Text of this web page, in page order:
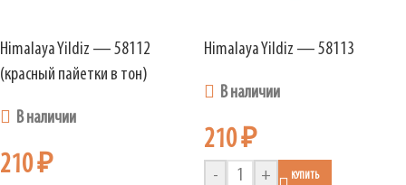
Himalaya Yildiz — 58112
(красный пайетки в тон)
В наличии
210₽
Himalaya Yildiz — 58113
В наличии
210₽
- + КУПИТЬ